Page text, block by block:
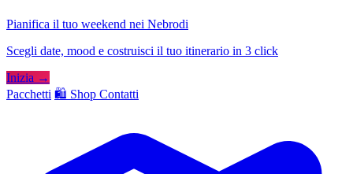
Pianifica il tuo weekend nei Nebrodi
Scegli date, mood e costruisci il tuo itinerario in 3 click
Inizia →
Pacchetti 🛍️ Shop Contatti